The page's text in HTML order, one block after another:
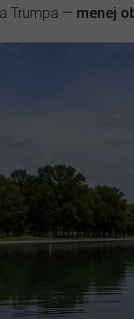
Trumpa — menej